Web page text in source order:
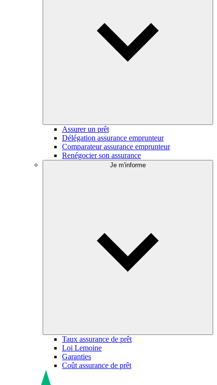
Assurer un prêt
Délégation assurance emprunteur
Comparateur assurance emprunteur
Renégocier son assurance
Je m'informe
Taux assurance de prêt
Loi Lemoine
Garanties
Coût assurance de prêt